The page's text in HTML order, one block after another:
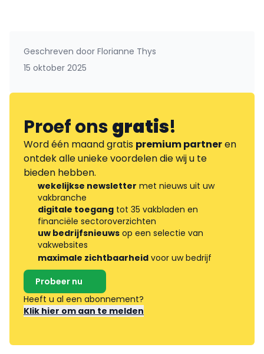
Geschreven door Florianne Thys
15 oktober 2025
Proef onsgratis!
Word één maand gratis premium partneren
ontdek alle unieke voordelen die wij u te
bieden hebben.
wekelijkse newsletter met nieuws uit uw
vakbranche
digitale toegang tot 35 vakbladen en
financiële sectoroverzichten
uw bedrijfsnieuws op een selectie van
vakwebsites
maximale zichtbaarheid voor uw bedrijf
Probeer nu
Heeft u al een abonnement?
Klik hier om aan te melden